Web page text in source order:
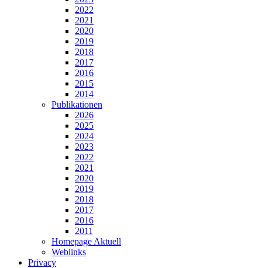
2022
2021
2020
2019
2018
2017
2016
2015
2014
Publikationen
2026
2025
2024
2023
2022
2021
2020
2019
2018
2017
2016
2011
Homepage Aktuell
Weblinks
Privacy